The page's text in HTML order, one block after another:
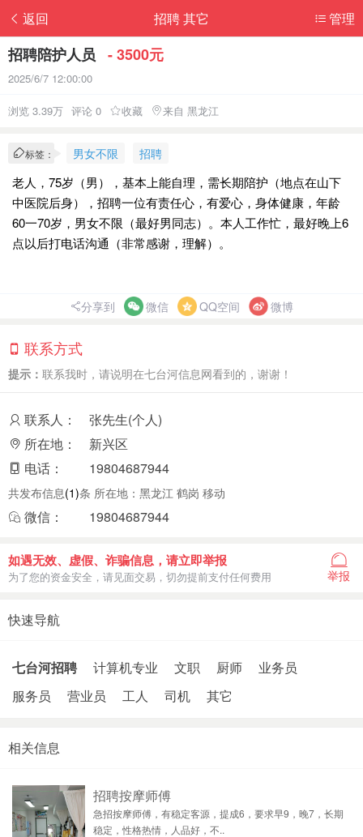
返回 管理
招聘 其它
招聘陪护人员 - 3500元
2025/6/7 12:00:00
浏览 3.39万 评论 0 收藏 来自 黑龙江
标签： 男女不限 招聘
老人，75岁（男），基本上能自理，需长期陪护（地点在山下
中医院后身），招聘一位有责任心，有爱心，身体健康，年龄
60一70岁，男女不限（最好男同志）。本人工作忙，最好晚上6
点以后打电话沟通（非常感谢，理解）。
分享到 微信 QQ空间 微博
联系方式
提示： 联系我时，请说明在七台河信息网看到的，谢谢！
联系人：
张先生(个人)
所在地：
新兴区
电话：
19804687944
共发布信息(1)条 所在地：黑龙江 鹤岗 移动
微信： 19804687944
如遇无效、虚假、诈骗信息，请立即举报
为了您的资金安全，请见面交易，切勿提前支付任何费用 举报
快速导航
七台河招聘 计算机专业 文职 厨师
业务员
服务员
营业员 工人 司机 其它
相关信息
招聘按摩师傅
急招按摩师傅，有稳定客源，提成6，要求早9，晚7，长期
稳定，性格热情，人品好，不..